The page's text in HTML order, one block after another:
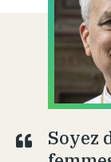
Soyez